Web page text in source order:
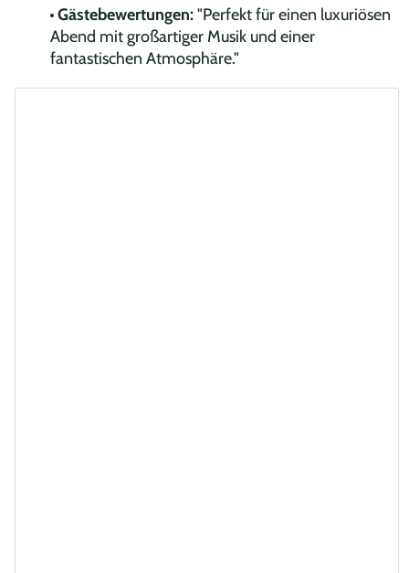
Gästebewertungen:"Perfekt für einen luxuriösen
Abend mit großartiger Musik und einer
fantastischen Atmosphäre."